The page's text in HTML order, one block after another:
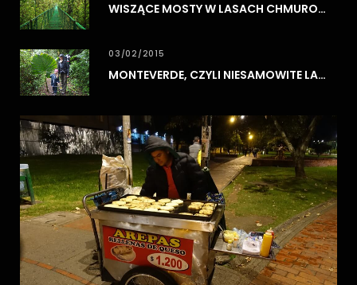
WISZĄCE MOSTY W LASACH CHMUROWYCH MONTEVERDE
03/02/2015
MONTEVERDE, CZYLI NIESAMOWITE LASY CHMUROWE